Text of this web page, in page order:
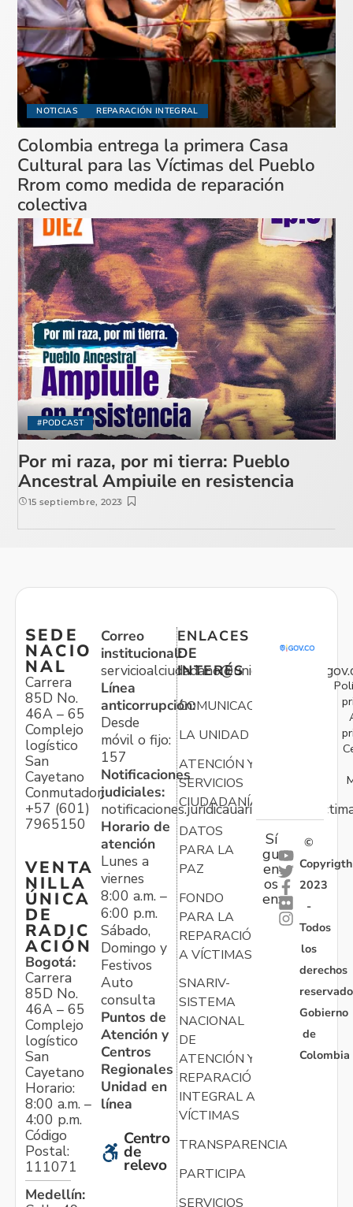
NOTICIAS REPARACIÓN INTEGRAL
Colombia entrega la primera Casa
Cultural para las Víctimas del Pueblo
Rrom como medida de reparación
colectiva
#PODCAST
Por mi raza, por mi tierra: Pueblo
Ancestral Ampiuile en resistencia
15 septiembre, 2023
SEDE
NACIO
NAL
Carrera
85D No.
46A – 65
Complejo
logístico
San
Cayetano
Conmutador:
+57 (601)
7965150
VENTA
NILLA
ÚNICA
DE
RADIC
ACIÓN
Bogotá:
Carrera
85D No.
46A – 65
Complejo
logístico
San
Cayetano
Horario:
8:00 a.m. –
4:00 p.m.
Código
Postal:
111071
Medellín:
Correo
institucional:
Línea
anticorrupción:
Desde
móvil o fijo:
157
Notificaciones
judiciales:
Horario de
atención
Lunes a
viernes
8:00 a.m. –
6:00 p.m.
Sábado,
Domingo y
Festivos
Auto
consulta
Puntos de
Atención y
Centros
Regionales
Unidad en
línea
Centro
de
relevo
ENLACES
DE
INTERÉS
COMUNICACIONES
LA UNIDAD
ATENCIÓN Y
SERVICIOS
CIUDADANÍA
DATOS
PARA LA
PAZ
FONDO
PARA LA
REPARACIÓN
A VÍCTIMAS
SNARIV-
SISTEMA
NACIONAL
DE
ATENCIÓN Y
REPARACIÓN
INTEGRAL A
VÍCTIMAS
TRANSPARENCIA
PARTICIPA
SERVICIOS
Sí
gu
en
os
en:
©
Copyrigth
2023
-
Todos
los
derechos
Gobierno
de
Colombia